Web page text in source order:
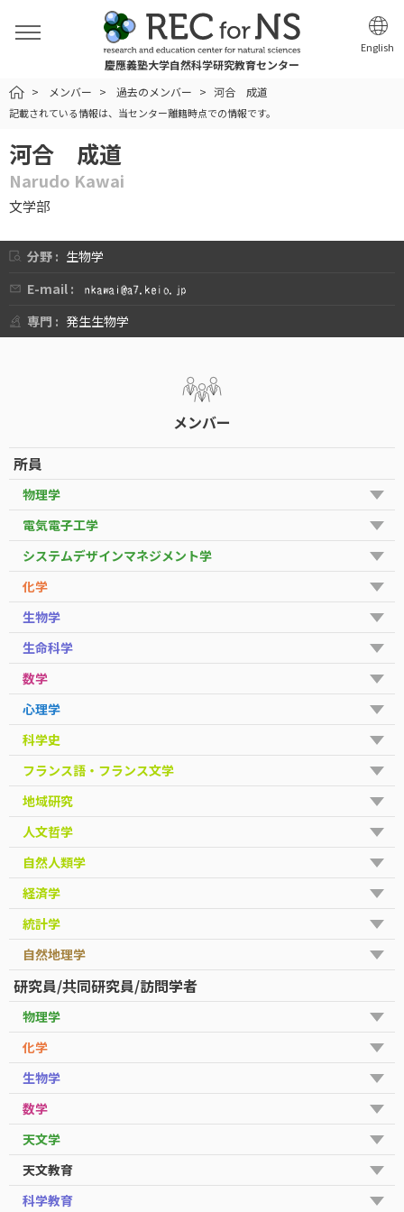
慶應義塾大学自然科学研究教育センター
English
HOMEメンバー 過去のメンバー 河合 成道
記載されている情報は、当センター離籍時点での情報です。
河合 成道
Narudo Kawai
文学部
分野 : 生物学
E-mail :
専門 : 発生生物学
メンバー
所員
物理学
電気電子工学
システムデザインマネジメント学
化学
生物学
生命科学
数学
心理学
科学史
フランス語・フランス文学
地域研究
人文哲学
自然人類学
経済学
統計学
自然地理学
研究員/共同研究員/訪問学者
物理学
化学
生物学
数学
天文学
天文教育
科学教育